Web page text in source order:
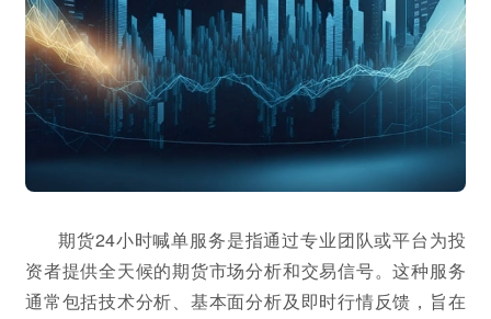
期货24小时喊单服务是指通过专业团队或平台为投
资者提供全天候的期货市场分析和交易信号。这种服务
通常包括技术分析、基本面分析及即时行情反馈，旨在